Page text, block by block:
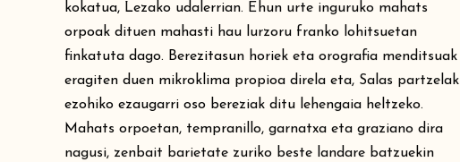
kokatua, Lezako udalerrian. Ehun urte inguruko mahats
orpoak dituen mahasti hau lurzoru franko lohitsuetan
finkatuta dago. Berezitasun horiek eta orografia menditsuak
eragiten duen mikroklima propioa direla eta, Salas partzelak
ezohiko ezaugarri oso bereziak ditu lehengaia heltzeko.
Mahats orpoetan, tempranillo, garnatxa eta graziano dira
nagusi, zenbait barietate zuriko beste landare batzuekin